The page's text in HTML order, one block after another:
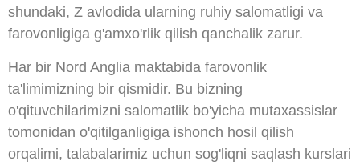
shundaki, Z avlodida ularning ruhiy salomatligi va
farovonligiga g'amxo'rlik qilish qanchalik zarur.
Har bir Nord Anglia maktabida farovonlik
ta'limimizning bir qismidir. Bu bizning
o'qituvchilarimizni salomatlik bo'yicha mutaxassislar
tomonidan o'qitilganligiga ishonch hosil qilish
orqalimi, talabalarimiz uchun sog'liqni saqlash kurslari